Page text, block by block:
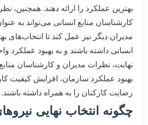
بهترین عملکرد را ارائه دهند. همچنین،
کارشناسان منابع انسانی می‌تواند به
مدیران دیگر نیز عمل کند تا انتخاب‌های
انسانی داشته باشند و به بهبود عملکرد
نهایت، نظرات مدیران و کارشناسان
بهبود عملکرد سازمان، افزایش کیفیت
رضایت کارکنان را به همراه داشته باشند.
چگونه انتخاب نهایی